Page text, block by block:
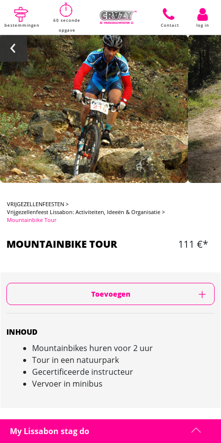
bestemmingen
60 seconde
opgave
Contact log in
VRIJGEZELLENFEESTEN >
Vrijgezellenfeest Lissabon: Activiteiten, Ideeën & Organisatie >
Mountainbike Tour
MOUNTAINBIKE TOUR 111 €*
Toevoegen
INHOUD
Mountainbikes huren voor 2 uur
Tour in een natuurpark
Gecertificeerde instructeur
Vervoer in minibus
MOUNTAINBIKE TOUR IN LISSABON :
PRESENTATIE
My Lissabon stag do